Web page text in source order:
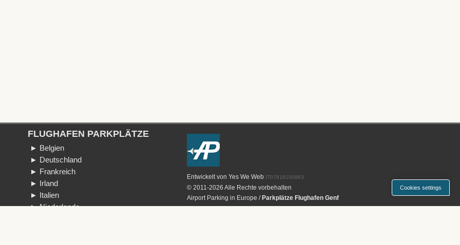
FLUGHAFEN PARKPLÄTZE
► Belgien
► Deutschland
► Frankreich
► Irland
► Italien
► Niederlande
Entwickelt von Yes We Web IT07818100963
© 2011-2026 Alle Rechte vorbehalten
Airport Parking in Europe / Parkplätze Flughafen Genf
Cookies settings